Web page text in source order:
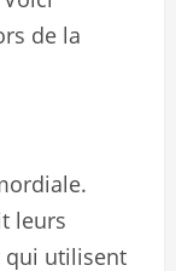
de la
leurs
qui utilisent